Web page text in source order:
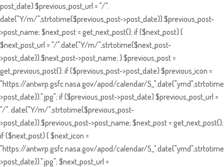
post_date) $previous_post_url = "/".
date("Y/m/",strtotime($previous_post->post_date)).$previous_post-
>post_name; $next_post = get_next_post(); if ($next_post) {
$next_post_url = "/".date("Y/m/",strtotime($next_post-
>post_date)).$next_post->post_name; } $previous_post =
get_previous_post(); if ($previous_post->post_date) $previous_icon =
"https://antwrp.gsfc.nasa.gov/apod/calendar/
>post_date)).".jpg"; if ($previous_post->post_date) $previous_post_url =
"/". date("Y/m/",strtotime($previous_post-
>post_date)).$previous_post->post_name; $next_post = get_next_post();
if ($next_post) { $next_icon =
"https://antwrp.gsfc.nasa.gov/apod/calendar/
>post_date)).".jpg"; $next_post_url =